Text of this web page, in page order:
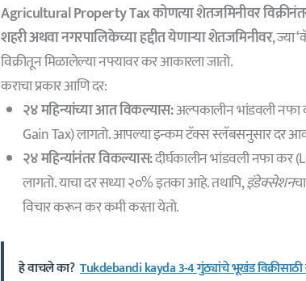
Agricultural Property Tax कोणत्या शेतजमिनीवर
शहरी अथवा नगरपालिकेच्या हद्दीत येणाऱ्या शेतजमिनीवर, ज्या
विक्रीतून मिळालेल्या नफ्यावर कर आकारला जातो.
कराचा प्रकार आणि दर:
२४ महिन्यांच्या आत विकल्यास:अल्पकालीन भांडवली
Gain Tax) लागतो. आपल्या इन्कम टॅक्स स्लॅबसनुसार दर
२४ महिन्यांनंतर विकल्यास:दीर्घकालीन भांडवली नफा कर
लागतो. याचा दर सध्या २०% इतका आहे. तथापि,इंडेक्सेशन
विचार करून कर कमी करता येतो.
हे वाचले का? Tukdebandi kayda 3-4 गुंठ्यांचे भूखंड